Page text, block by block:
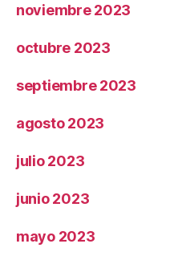
noviembre 2023
octubre 2023
septiembre 2023
agosto 2023
julio 2023
junio 2023
mayo 2023